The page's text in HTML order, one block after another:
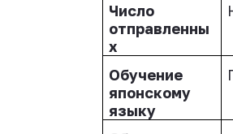
Число
отправленны
х
Обучение
японскому
языку